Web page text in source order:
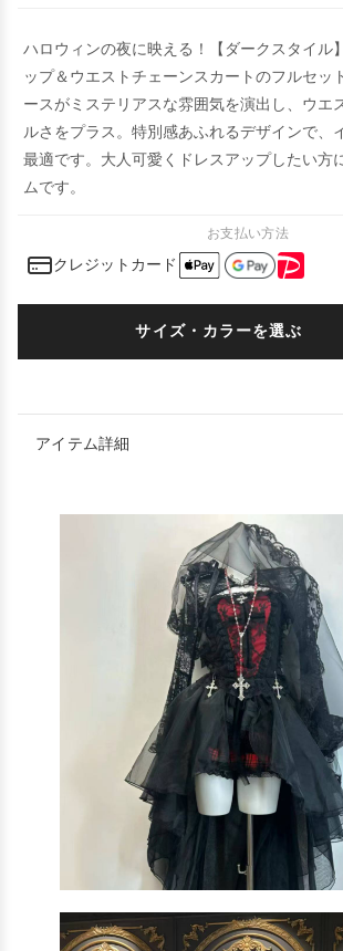
ハロウィンの夜に映える！【ダークスタイル
ップ＆ウエストチェーンスカートのフルセッ
ースがミステリアスな雰囲気を演出し、ウエ
ルさをプラス。特別感あふれるデザインで、
最適です。大人可愛くドレスアップしたい方
ムです。
お支払い方法
クレジットカード
サイズ・カラーを選ぶ
アイテム詳細